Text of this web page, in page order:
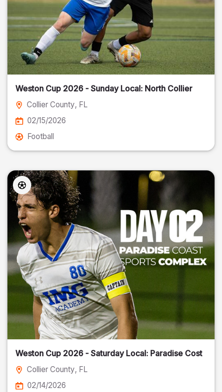
Weston Cup 2026 - Sunday Local: North Collier
Collier County, FL
02/15/2026
Football
Weston Cup 2026 - Saturday Local: Paradise Cost
Collier County, FL
02/14/2026